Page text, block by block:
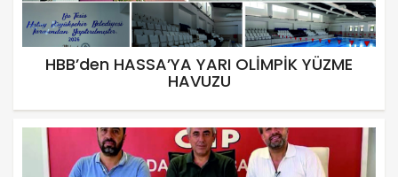
HBB’den HASSA’YA YARI OLİMPİK YÜZME
HAVUZU